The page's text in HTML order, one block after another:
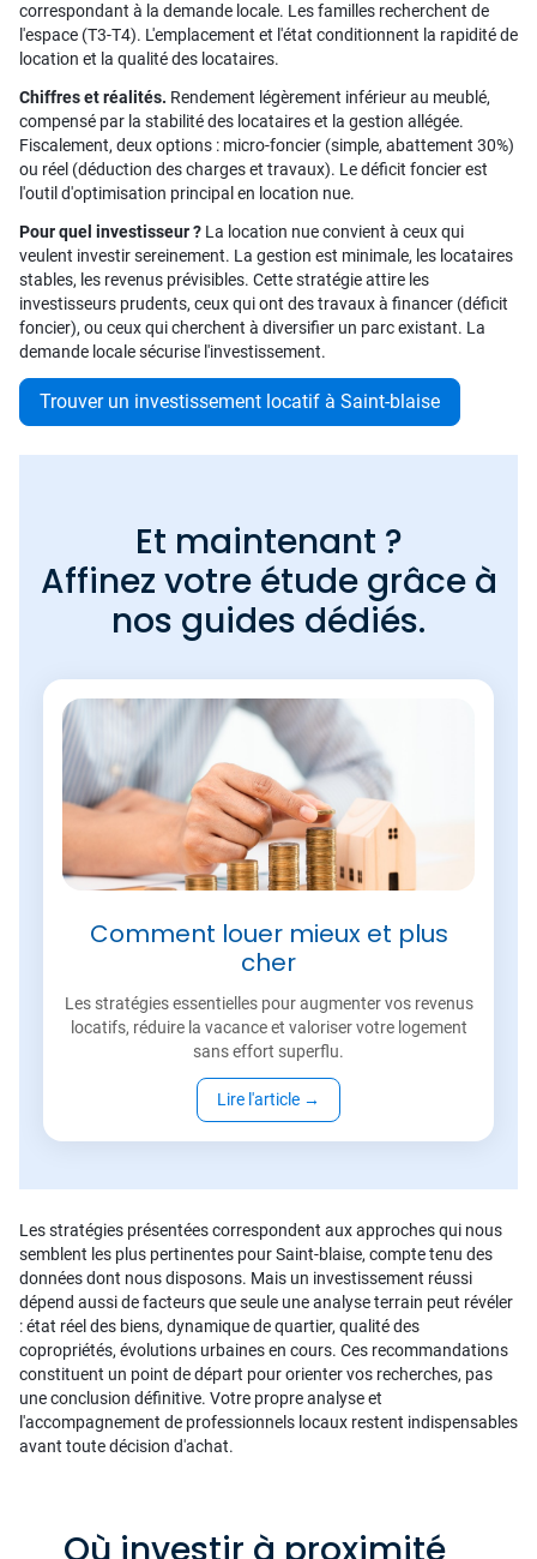
correspondant à la demande locale. Les familles recherchent de
l'espace (T3-T4). L'emplacement et l'état conditionnent la rapidité de
location et la qualité des locataires.
Chiffres et réalités. Rendement légèrement inférieur au meublé,
compensé par la stabilité des locataires et la gestion allégée.
Fiscalement, deux options : micro-foncier (simple, abattement 30%)
ou réel (déduction des charges et travaux). Le déficit foncier est
l'outil d'optimisation principal en location nue.
Pour quel investisseur ? La location nue convient à ceux qui
veulent investir sereinement. La gestion est minimale, les locataires
stables, les revenus prévisibles. Cette stratégie attire les
investisseurs prudents, ceux qui ont des travaux à financer (déficit
foncier), ou ceux qui cherchent à diversifier un parc existant. La
demande locale sécurise l'investissement.
Trouver un investissement locatif à Saint-blaise
Et maintenant ?
Affinez votre étude grâce à
nos guides dédiés.
Comment louer mieux et plus
cher
Les stratégies essentielles pour augmenter vos revenus
locatifs, réduire la vacance et valoriser votre logement
sans effort superflu.
Lire l'article →
Les stratégies présentées correspondent aux approches qui nous
semblent les plus pertinentes pour Saint-blaise, compte tenu des
données dont nous disposons. Mais un investissement réussi
dépend aussi de facteurs que seule une analyse terrain peut révéler
: état réel des biens, dynamique de quartier, qualité des
copropriétés, évolutions urbaines en cours. Ces recommandations
constituent un point de départ pour orienter vos recherches, pas
une conclusion définitive. Votre propre analyse et
l'accompagnement de professionnels locaux restent indispensables
avant toute décision d'achat.